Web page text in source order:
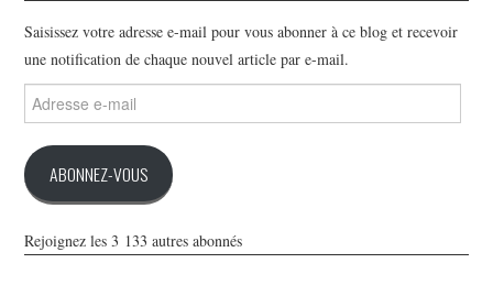
Saisissez votre adresse e-mail pour vous abonner à ce blog et recevoir
une notification de chaque nouvel article par e-mail.
Adresse
e-
ABONNEZ-VOUS
Rejoignez les 3 133 autres abonnés